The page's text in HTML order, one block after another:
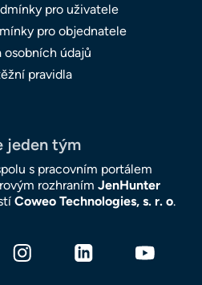
pro uživatele
pro objednatele
osobních údajů
pravidla
jeden tým
s pracovním portálem
rozhraním JenHunter
Coweo Technologies, s. r. o.